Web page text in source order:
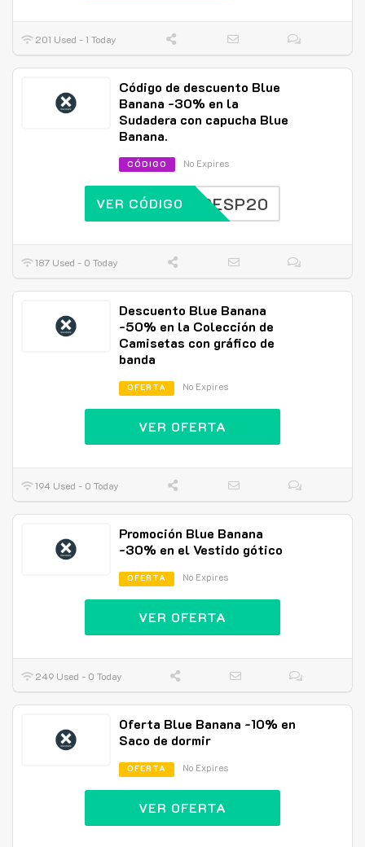
201 Used - 1 Today
Código de descuento Blue
Banana -30% en la
Sudadera con capucha Blue
Banana.
CÓDIGO No Expires
BBESP20
VER CÓDIGO
187 Used - 0 Today
Descuento Blue Banana
-50% en la Colección de
Camisetas con gráfico de
banda
OFERTA No Expires
VER OFERTA
194 Used - 0 Today
Promoción Blue Banana
-30% en el Vestido gótico
OFERTA No Expires
VER OFERTA
249 Used - 0 Today
Oferta Blue Banana -10% en
Saco de dormir
OFERTA No Expires
VER OFERTA